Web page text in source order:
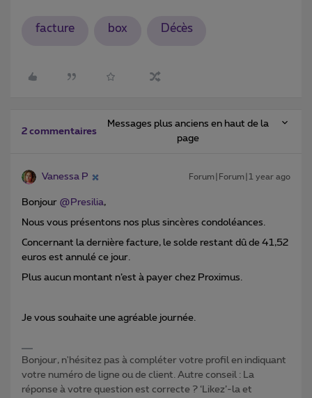
facture box Décès
2 commentaires
Messages plus anciens en haut de la
page
Vanessa P Forum|Forum|1 year ago
Bonjour ​ @Presilia,
Nous vous présentons nos plus sincères condoléances.
Concernant la dernière facture, le solde restant dû de 41,52
euros est annulé ce jour.
Plus aucun montant n’est à payer chez Proximus.
Je vous souhaite une agréable journée.
Bonjour, n'hésitez pas à compléter votre profil en indiquant
votre numéro de ligne ou de client. Autre conseil : La
réponse à votre question est correcte ? ‘Likez’-la et